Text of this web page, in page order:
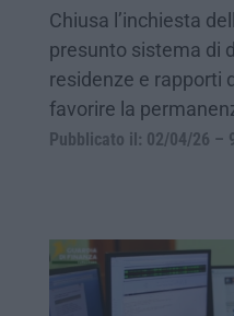
Chiusa l’inchiesta
presunto sistema di
residenze e rapporti
favorire la
Pubblicato il: 02/04/26 –